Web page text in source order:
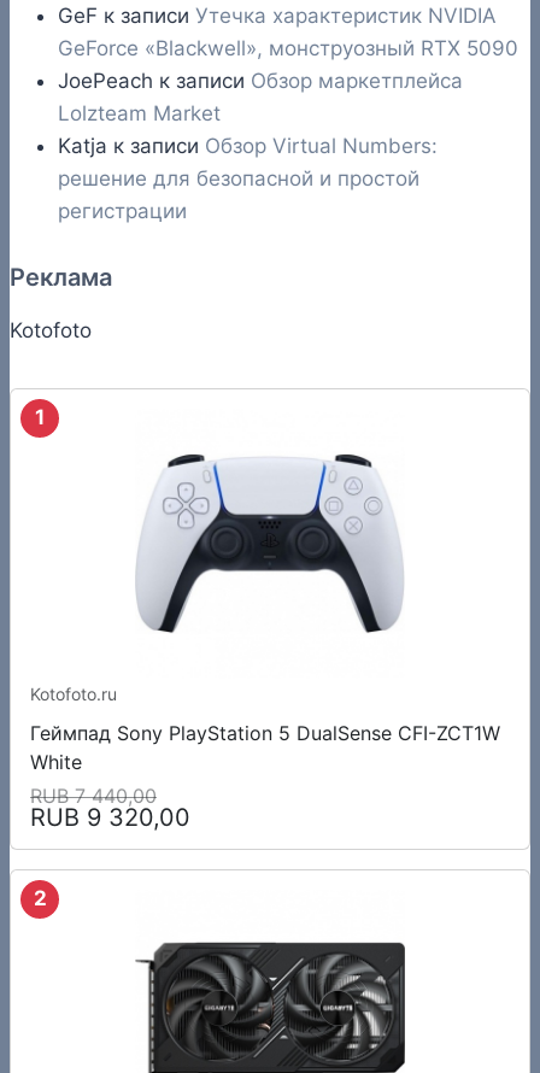
GeF к записи Утечка характеристик NVIDIA
GeForce «Blackwell», монструозный RTX 5090
JoePeach к записи Обзор маркетплейса
Lolzteam Market
Katja к записи Обзор Virtual Numbers:
решение для безопасной и простой
регистрации
Реклама
Kotofoto
1
Kotofoto.ru
Геймпад Sony PlayStation 5 DualSense CFI-ZCT1W
White
RUB 7 440,00
RUB 9 320,00
2